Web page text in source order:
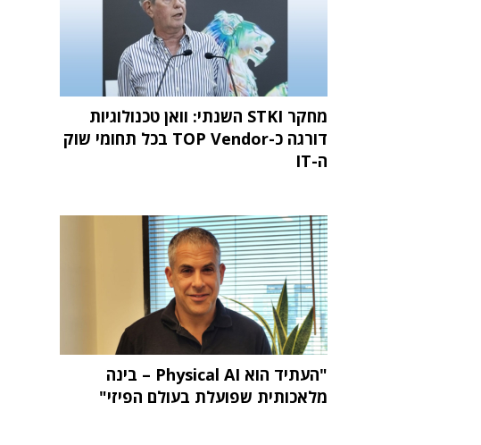
מחקר STKI השנתי: וואן טכנולוגיות
דורגה כ-TOP Vendor בכל תחומי שוק
ה-IT
"העתיד הוא Physical AI – בינה
מלאכותית שפועלת בעולם הפיזי"